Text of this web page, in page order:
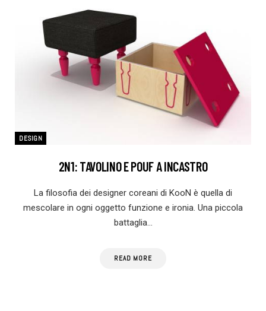
DESIGN
2N1: TAVOLINO E POUF A INCASTRO
La filosofia dei designer coreani di KooN è quella di
mescolare in ogni oggetto funzione e ironia. Una piccola
battaglia…
READ MORE